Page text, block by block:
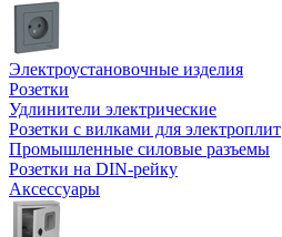
Электроустановочные изделия
Розетки
Удлинители электрические
Розетки с вилками для электроплит
Промышленные силовые разъемы
Розетки на DIN-рейку
Аксессуары